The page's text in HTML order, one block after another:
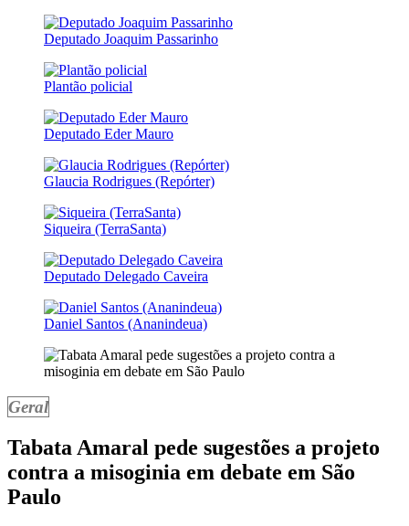
Deputado Joaquim Passarinho
Plantão policial
Deputado Eder Mauro
Glaucia Rodrigues (Repórter)
Siqueira (TerraSanta)
Deputado Delegado Caveira
Daniel Santos (Ananindeua)
Geral
Tabata Amaral pede sugestões a projeto
contra a misoginia em debate em São
Paulo